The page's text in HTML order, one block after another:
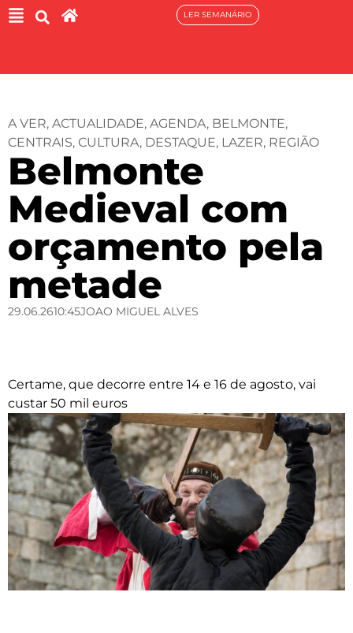
LER SEMANÁRIO
A VER, ACTUALIDADE, AGENDA, BELMONTE,
CENTRAIS, CULTURA, DESTAQUE, LAZER, REGIÃO
Belmonte
Medieval com
orçamento pela
metade
29.06.2610:45JOAO MIGUEL ALVES
Certame, que decorre entre 14 e 16 de agosto, vai
custar 50 mil euros